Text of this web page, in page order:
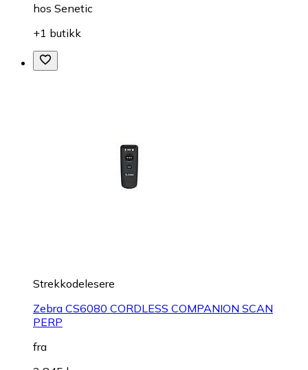
hos Senetic
+1 butikk
Strekkodelesere
Zebra CS6080 CORDLESS COMPANION SCAN
PERP
fra